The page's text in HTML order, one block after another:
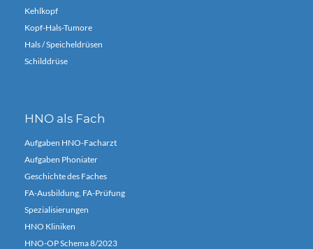
Kehlkopf
Kopf-Hals-Tumore
Hals / Speicheldrüsen
Schilddrüse
HNO als Fach
Aufgaben HNO-Facharzt
Aufgaben Phoniater
Geschichte des Faches
FA-Ausbildung, FA-Prüfung
Spezialisierungen
HNO Kliniken
HNO-OP Schema 8/2023